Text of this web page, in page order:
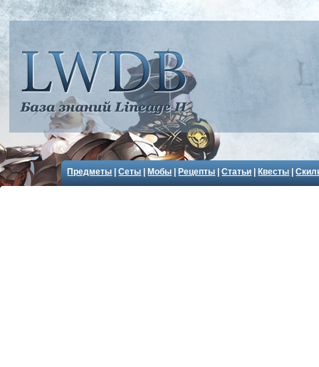
Предметы |Сеты Мобы Рецепты |Статьи Квесты |